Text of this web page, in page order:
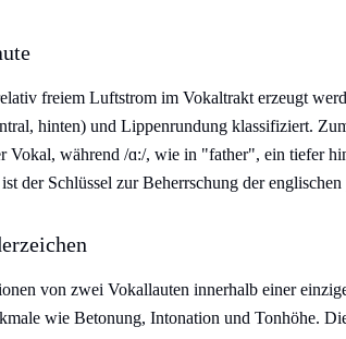
freiem Luftstrom im Vokaltrakt erzeugt
hinten) und Lippenrundung klassifiziert.
Vokal, während /ɑ:/, wie in "father", ein tiefer
der Schlüssel zur Beherrschung der
von zwei Vokallauten innerhalb einer
wie Betonung, Intonation und Tonhöhe.